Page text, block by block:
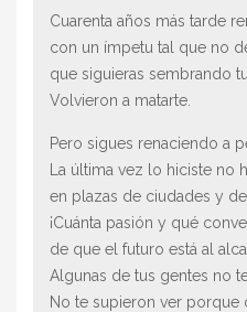
Cuarenta años más tarde
con un ímpetu tal que no
que siguieras sembrando
Volvieron a matarte.
Pero sigues renaciendo a
La última vez lo hiciste no
en plazas de ciudades y
¡Cuánta pasión y qué
de que el futuro está al
Algunas de tus gentes no
No te supieron ver porque